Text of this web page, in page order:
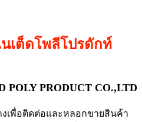
นเต็ดโพลีโปรดักท์
POLY PRODUCT CO.,LTD
เพื่อติดต่อและหลอกขายสินค้า